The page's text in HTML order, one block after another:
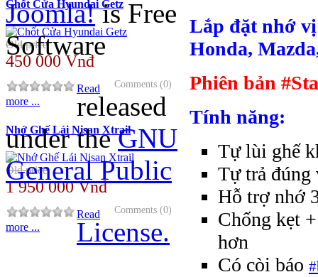
Lắp đặt nhớ
Honda,
Phiên bản
Tính năng:
Tự lùi ghế
Tự trả
Hỗ trợ nhớ
Chống kẹt
hơn
Có còi báo #
Chốt Cửa Hyundai Getz
Old price
450 000 Vnđ
Comments (0)
Read
more ...
Nhớ Ghế Lái Nisan Xtrail
Old price
1 950 000 Vnđ
Comments (0)
Read
more ...
Joomla!is Free
Software
released
under theGNU
General Public
License.